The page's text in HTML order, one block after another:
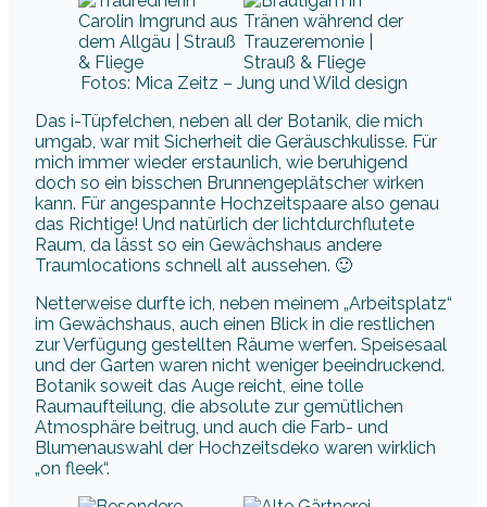
Fotos: Mica Zeitz – Jung und Wild design
Das i-Tüpfelchen, neben all der Botanik, die mich
umgab, war mit Sicherheit die Geräuschkulisse. Für
mich immer wieder erstaunlich, wie beruhigend
doch so ein bisschen Brunnengeplätscher wirken
kann. Für angespannte Hochzeitspaare also genau
das Richtige! Und natürlich der lichtdurchflutete
Raum, da lässt so ein Gewächshaus andere
Traumlocations schnell alt aussehen. 🙂
Netterweise durfte ich, neben meinem „Arbeitsplatz“
im Gewächshaus, auch einen Blick in die restlichen
zur Verfügung gestellten Räume werfen. Speisesaal
und der Garten waren nicht weniger beeindruckend.
Botanik soweit das Auge reicht, eine tolle
Raumaufteilung, die absolute zur gemütlichen
Atmosphäre beitrug, und auch die Farb- und
Blumenauswahl der Hochzeitsdeko waren wirklich
„on fleek“.